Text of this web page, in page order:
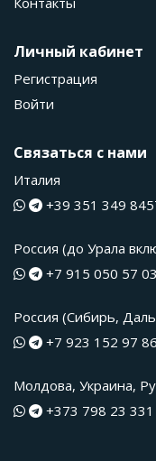
Личный кабинет
Регистрация
Войти
Связаться с нами
Италия
+39 351 349
Россия (до Урала
+7 915 050 57 03
Россия (Сибирь,
+7 923 152 97 86
Молдова, Украина,
+373 798 23 331